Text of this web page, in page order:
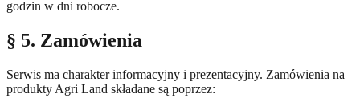
godzin w dni robocze.
§ 5. Zamówienia
Serwis ma charakter informacyjny i prezentacyjny. Zamówienia na
produkty Agri Land składane są poprzez: